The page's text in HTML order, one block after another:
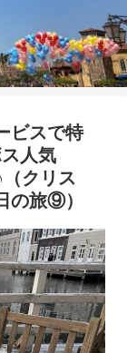
ビスで特
人気
クリス
の旅⑨）